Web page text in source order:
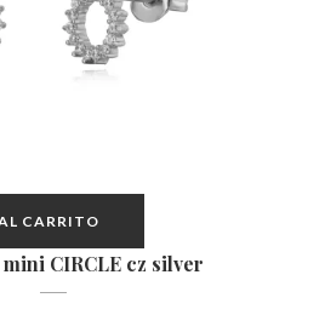
CARRITO
CIRCLE cz silver